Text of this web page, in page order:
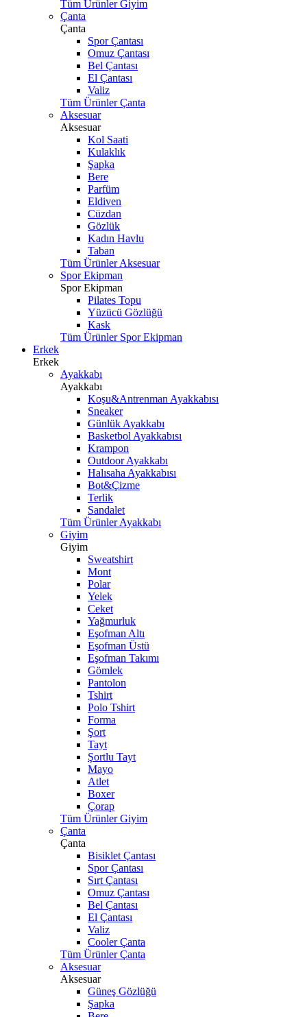
Tüm Ürünler Giyim
Çanta
Çanta
Spor Çantası
Omuz Çantası
Bel Çantası
El Çantası
Valiz
Tüm Ürünler Çanta
Aksesuar
Aksesuar
Kol Saati
Kulaklık
Şapka
Bere
Parfüm
Eldiven
Cüzdan
Gözlük
Kadın Havlu
Taban
Tüm Ürünler Aksesuar
Spor Ekipman
Spor Ekipman
Pilates Topu
Yüzücü Gözlüğü
Kask
Tüm Ürünler Spor Ekipman
Erkek
Erkek
Ayakkabı
Ayakkabı
Koşu&Antrenman Ayakkabısı
Sneaker
Günlük Ayakkabı
Basketbol Ayakkabısı
Krampon
Outdoor Ayakkabı
Halısaha Ayakkabısı
Bot&Çizme
Terlik
Sandalet
Tüm Ürünler Ayakkabı
Giyim
Giyim
Sweatshirt
Mont
Polar
Yelek
Ceket
Yağmurluk
Eşofman Altı
Eşofman Üstü
Eşofman Takımı
Gömlek
Pantolon
Tshirt
Polo Tshirt
Forma
Şort
Tayt
Şortlu Tayt
Mayo
Atlet
Boxer
Çorap
Tüm Ürünler Giyim
Çanta
Çanta
Bisiklet Çantası
Spor Çantası
Sırt Çantası
Omuz Çantası
Bel Çantası
El Çantası
Valiz
Cooler Çanta
Tüm Ürünler Çanta
Aksesuar
Aksesuar
Güneş Gözlüğü
Şapka